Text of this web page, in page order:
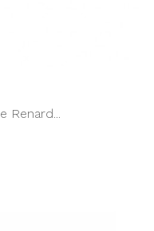
Renard...